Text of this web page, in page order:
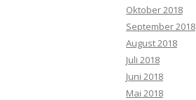
Oktober 2018
September 2018
August 2018
Juli 2018
Juni 2018
Mai 2018